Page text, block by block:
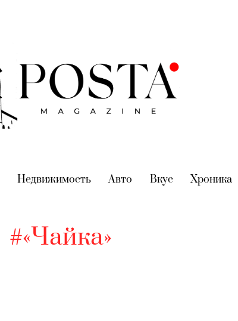
(current)
Недвижимость(current)
Авто (current)
Вкус (current)
Хроника
#«Чайка»